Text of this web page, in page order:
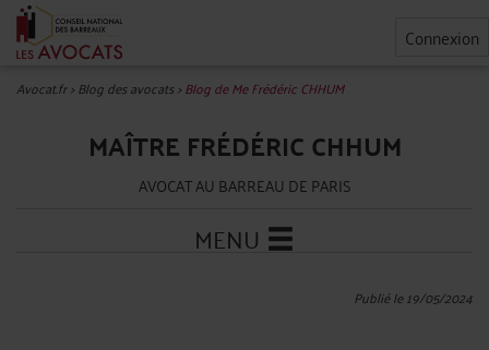
Connexion
Avocat.fr>Blog des avocats>Blog de Me Frédéric CHHUM
MAÎTRE FRÉDÉRIC CHHUM
AVOCAT AU BARREAU DE PARIS
MENU
Publié le 19/05/2024